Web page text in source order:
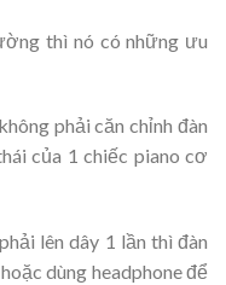
thì nó có những ưu
phải căn chỉnh đàn
của 1 chiếc piano cơ
lên dây 1 lần thì đàn
dùng headphone để